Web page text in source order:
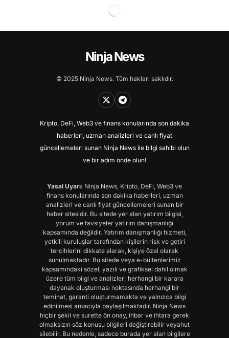
Ninja News
© 2025 Ninja News. Tüm hakları saklıdır.
Kripto, DeFi, Web3 ve finans konularında son dakika
haberleri, uzman analizleri ve canlı fiyat
güncellemeleri sunan Ninja News ile bilgi sahibi olun
ve bir adım önde olun!
Yasal Uyarı: Ninja News, Kripto, DeFi, Web3 ve
finans konularında son dakika haberleri, uzman
analizleri ve canlı fiyat güncellemeleri sunan bir
haber sitesidir. Bu sitede yer alan yatırım bilgisi,
yorum ve tavsiyeler yatırım danışmanlığı
kapsamında değildir. Yatırım danışmanlığı hizmeti,
yetkili kuruluşlar tarafından kişilerin risk ve getiri
tercihlerini dikkate alarak, kişiye özel olarak
sunulmaktadır. Bu sitede veya e-bültenlerimiz
kapsamındaki sözel, yazılı ve grafiksel dahil olmak
üzere tüm bilgi ve analizler; herhangi bir karara
dayanak oluşturması noktasında herhangi bir
teminat, garanti oluşturmamakta ve yalnızca bilgi
edinilmesi amacıyla paylaşılmaktadır. Ninja News
hiçbir şekil ve surette ön onay, ihbar ve ihtara gerek
olmaksızın söz konusu bilgileri değiştirebilir veyahut
silebilir. Bu nedenle, sadece burada yer alan bilgilere